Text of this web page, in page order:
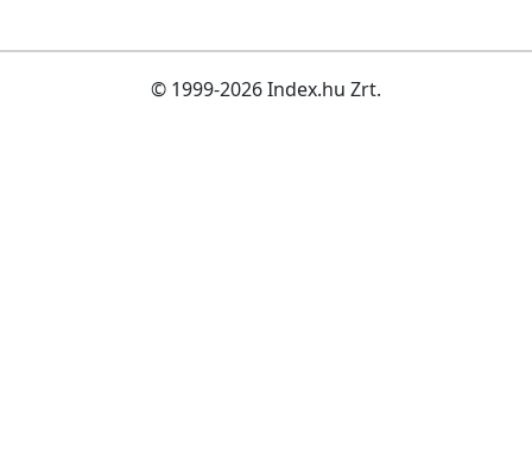
© 1999-2026 Index.hu Zrt.